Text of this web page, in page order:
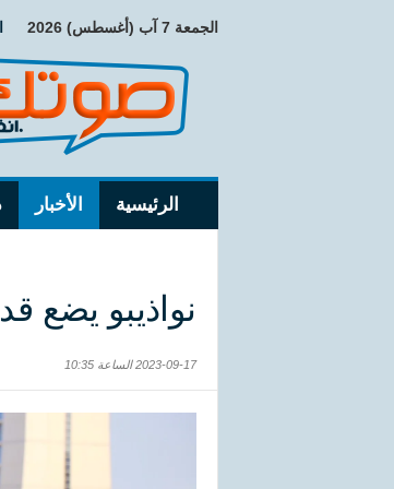
الجمعة 7 آب (أغسطس) 2026
الرئيسية الأخبار
نواذيبو يضع
2023-09-17 الساعة 10:35